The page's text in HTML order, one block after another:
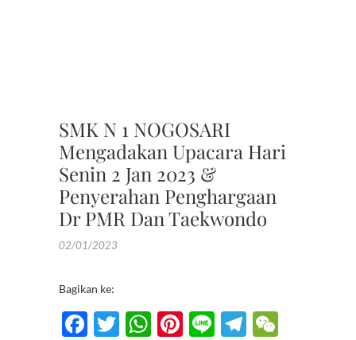
SMK N 1 NOGOSARI
Mengadakan Upacara Hari
Senin 2 Jan 2023 &
Penyerahan Penghargaan
Dr PMR Dan Taekwondo
02/01/2023
Bagikan ke:
F
T
W Pi Li
T